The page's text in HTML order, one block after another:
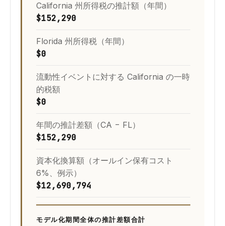
California 州所得税の推計額（年間）
$152,290
Florida 州所得税（年間）
$0
流動性イベントに対する California の一時
的税額
$0
年間の推計差額（CA − FL）
$152,290
資本化換算額（オールイン保有コスト
6%、例示）
$12,690,794
モデル化期間全体の推計差額合計